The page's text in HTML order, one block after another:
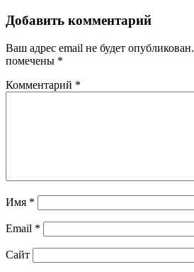
Добавить комментарий
Ваш адрес email не будет опубликован.
помечены *
Комментарий *
Имя *
Email *
Сайт